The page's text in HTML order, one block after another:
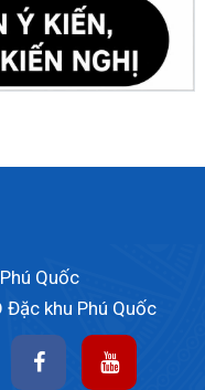
Quốc
Đặc khu Phú Quốc